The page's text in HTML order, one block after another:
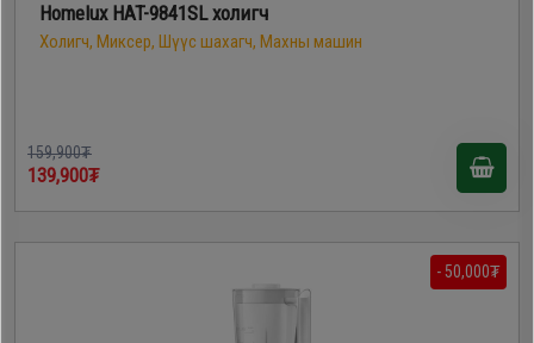
Homelux HAT-9841SL холигч
Холигч, Миксер, Шүүс шахагч, Махны машин
159,900₮
139,900₮
- 50,000₮